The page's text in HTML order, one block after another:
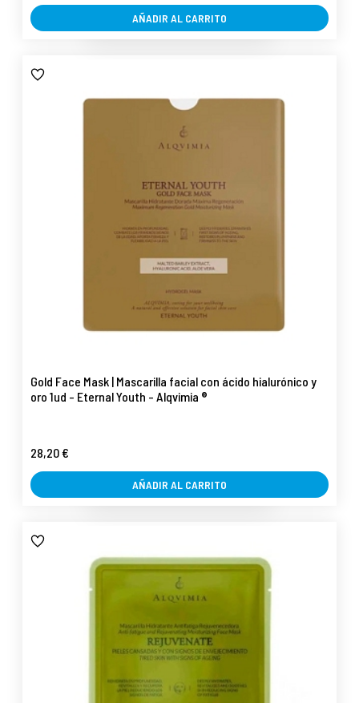
AÑADIR AL CARRITO
Gold Face Mask | Mascarilla facial con ácido hialurónico y
oro 1ud - Eternal Youth - Alqvimia ®
28,20 €
AÑADIR AL CARRITO